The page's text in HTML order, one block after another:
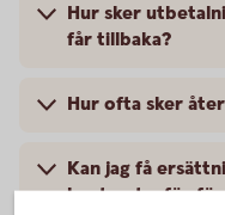
Hur sker
får tillbaka?
Hur ofta sker
Kan jag få
konto utanför